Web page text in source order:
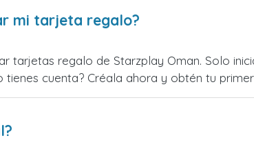
mi tarjeta regalo?
tarjetas regalo de Starzplay Oman. Solo
cuenta? Créala ahora y obtén tu